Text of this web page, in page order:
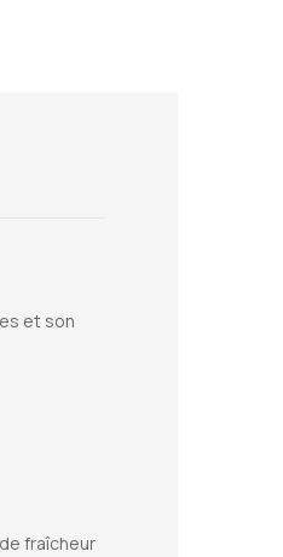
et son
fraîcheur